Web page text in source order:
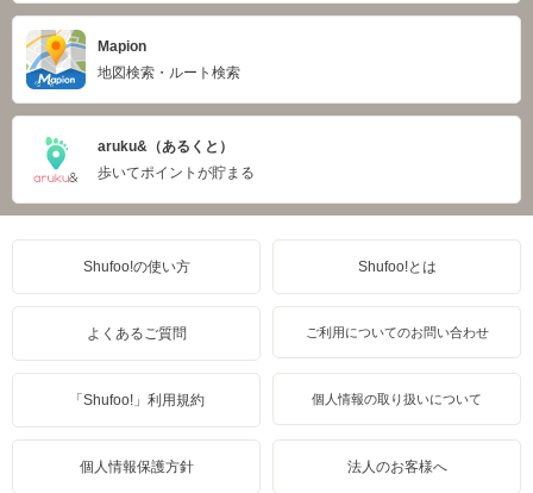
Mapion
地図検索・ルート検索
aruku&（あるくと）
歩いてポイントが貯まる
Shufoo!の使い方 Shufoo!とは
よくあるご質問 ご利用についてのお問い合わせ
「Shufoo!」利用規約 個人情報の取り扱いについて
個人情報保護方針 法人のお客様へ